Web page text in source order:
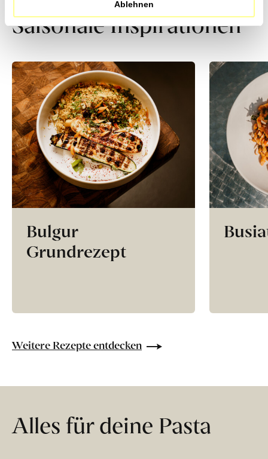
Ablehnen
Saisonale Inspirationen
Bulgur
Grundrezept
Weitere Rezepte entdecken
Alles für deine Pasta